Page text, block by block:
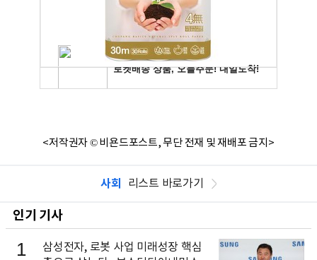
<저작권자 © 비욘드포스트, 무단 전재 및 재배포 금지>
사회 리스트 바로가기
인기 기사
1
삼성전자, 로봇 사업 미래성장 핵심